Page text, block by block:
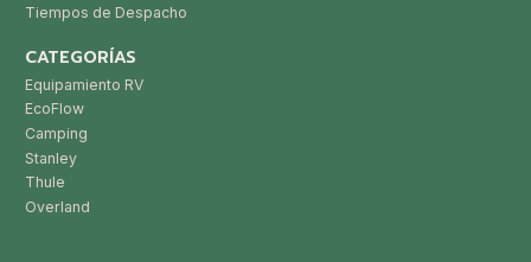
Tiempos de Despacho
CATEGORÍAS
Equipamiento RV
EcoFlow
Camping
Stanley
Thule
Overland